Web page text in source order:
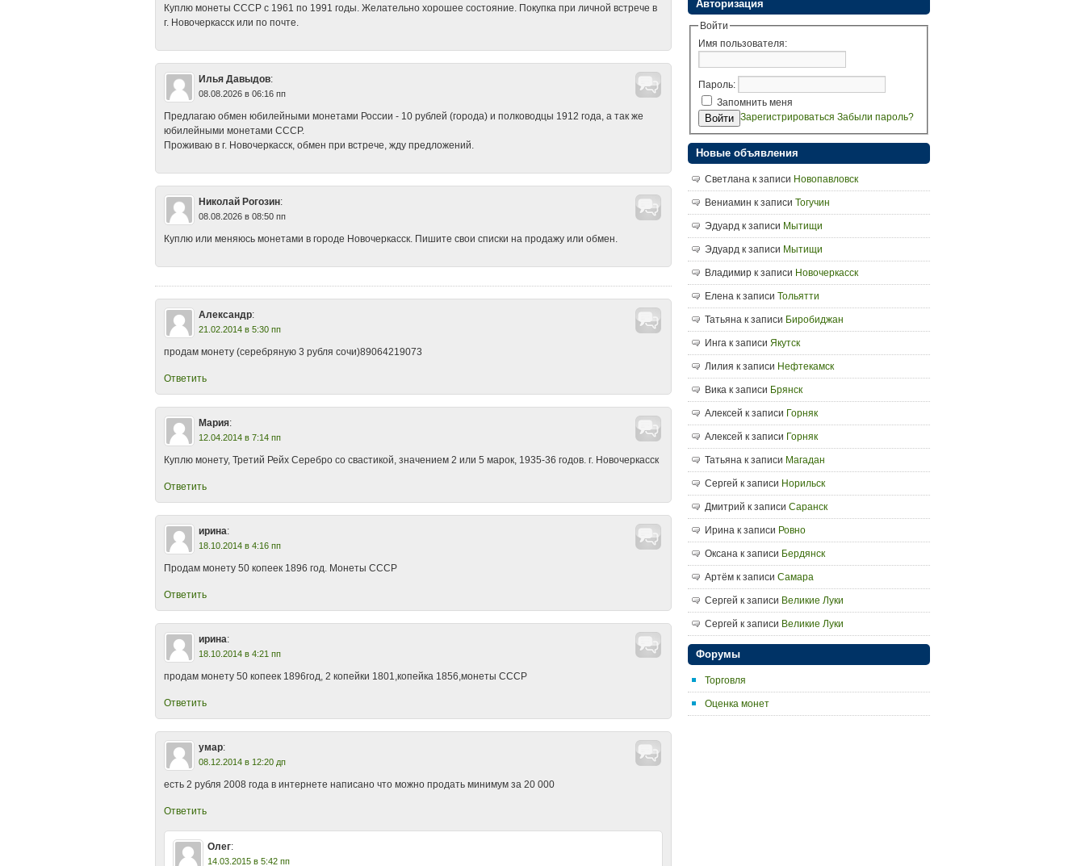
Куплю монеты СССР с 1961 по 1991 годы. Желательно хорошее состояние. Покупка при личной встрече в
г. Новочеркасск или по почте.
Илья Давыдов:
08.08.2026 в 06:16 пп
Предлагаю обмен юбилейными монетами России - 10 рублей (города) и полководцы 1912 года, а так же
юбилейными монетами СССР.
Проживаю в г. Новочеркасск, обмен при встрече, жду предложений.
Николай Рогозин:
08.08.2026 в 08:50 пп
Куплю или меняюсь монетами в городе Новочеркасск. Пишите свои списки на продажу или обмен.
Александр:
21.02.2014 в 5:30 пп
продам монету (серебряную 3 рубля сочи)89064219073
Ответить
Мария:
12.04.2014 в 7:14 пп
Куплю монету, Третий Рейх Серебро со свастикой, значением 2 или 5 марок, 1935-36 годов. г. Новочеркасск
Ответить
ирина:
18.10.2014 в 4:16 пп
Продам монету 50 копеек 1896 год. Монеты СССР
Ответить
ирина:
18.10.2014 в 4:21 пп
продам монету 50 копеек 1896год, 2 копейки 1801,копейка 1856,монеты СССР
Ответить
умар:
08.12.2014 в 12:20 дп
есть 2 рубля 2008 года в интернете написано что можно продать минимум за 20 000
Ответить
Олег:
14.03.2015 в 5:42 пп
Авторизация
Войти
Имя пользователя:
Пароль:
Запомнить меня
Войти Зарегистрироваться Забыли пароль?
Новые объявления
Светлана к записи Новопавловск
Вениамин к записи Тогучин
Эдуард к записи Мытищи
Эдуард к записи Мытищи
Владимир к записи Новочеркасск
Елена к записи Тольятти
Татьяна к записи Биробиджан
Инга к записи Якутск
Лилия к записи Нефтекамск
Вика к записи Брянск
Алексей к записи Горняк
Алексей к записи Горняк
Татьяна к записи Магадан
Сергей к записи Норильск
Дмитрий к записи Саранск
Ирина к записи Ровно
Оксана к записи Бердянск
Артём к записи Самара
Сергей к записи Великие Луки
Сергей к записи Великие Луки
Форумы
Торговля
Оценка монет